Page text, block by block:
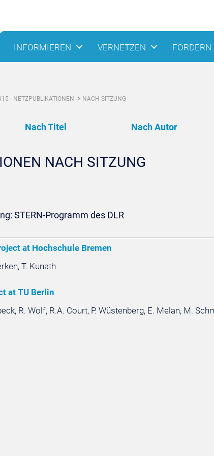
INFORMIEREN VERNETZEN FÖRDERN
- NETZPUBLIKATIONEN NACH SITZUNG
Nach Titel Nach Autor
NACH SITZUNG
STERN-Programm des DLR
at Hochschule Bremen
T. Kunath
at TU Berlin
R. Wolf, R.A. Court, P. Wüstenberg, E. Melan, M.